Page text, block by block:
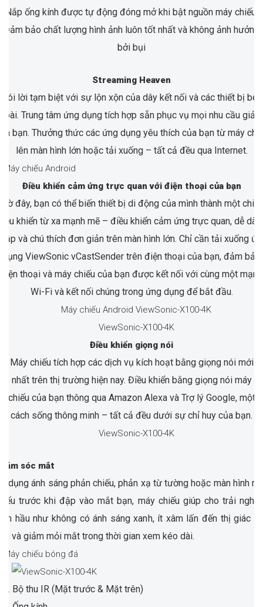
Nắp ống kính được tự động đóng mở khi bật nguồn máy chiếu.
Đảm bảo chất lượng hình ảnh luôn tốt nhất và không ảnh hưởng
bởi bụi
Streaming Heaven
Nói lời tạm biệt với sự lộn xộn của dây kết nối và các thiết bị bên
Trung tâm ứng dụng tích hợp sẵn phục vụ mọi nhu cầu giải
bạn. Thưởng thức các ứng dụng yêu thích của bạn từ máy
lên màn hình lớn hoặc tải xuống – tất cả đều qua Internet.
Điều khiển cảm ứng trực quan với điện thoại của bạn
Giờ đây, bạn có thể biến thiết bị di động của mình thành một chiếc
khiển từ xa mạnh mẽ – điều khiển cảm ứng trực quan, dễ
và chú thích đơn giản trên màn hình lớn. Chỉ cần tải xuống
dụng ViewSonic vCastSender trên điện thoại của bạn, đảm bảo
điện thoại và máy chiếu của bạn được kết nối với cùng một mạng
Wi-Fi và kết nối chúng trong ứng dụng để bắt đầu.
Điều khiển giọng nói
Máy chiếu tích hợp các dịch vụ kích hoạt bằng giọng nói mới
nhất trên thị trường hiện nay. Điều khiển bằng giọng nói máy
chiếu của bạn thông qua Amazon Alexa và Trợ lý Google, một
cách sống thông minh – tất cả đều dưới sự chỉ huy của bạn.
sóc mắt
dụng ánh sáng phản chiếu, phản xạ từ tường hoặc màn hình
trước khi đập vào mắt bạn, máy chiếu giúp cho trải
hầu như không có ánh sáng xanh, ít xâm lấn đến thị giác
và giảm mỏi mắt trong thời gian xem kéo dài.
1. Bộ thu IR (Mặt trước & Mặt trên)